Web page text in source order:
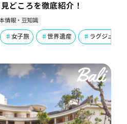
どころを徹底紹介！
情報・豆知識
女子旅 世界遺産 ラグジュアリ